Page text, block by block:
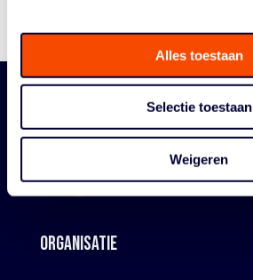
Alles toestaan
Selectie toestaan
Weigeren
ORGANISATIE